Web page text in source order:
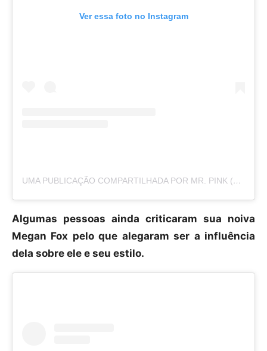
Ver essa foto no Instagram
UMA PUBLICAÇÃO COMPARTILHADA POR MR. PINK (@MACHINEGUNKELLY)
Algumas pessoas ainda criticaram sua noiva
Megan Fox pelo que alegaram ser a influência
dela sobre ele e seu estilo.